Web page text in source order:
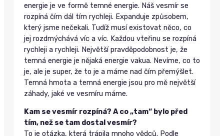
energie je ve formě temné energie. Náš vesmír se
rozpíná čím dál tím rychleji. Expanduje způsobem,
který jsme nečekali. Tudíž musí existovat něco, co
jej rozdmýchává víc a víc. Každou vteřinu se rozpíná
rychleji a rychleji. Největší pravděpodobnost je, že
temná energie je nějaká energie vakua. Nevíme, co to
je, ale je super, že to je a máme nad čím přemýšlet.
Temná hmota a temná energie jsou pro mě největší
záhady, jaké ve vesmíru máme.
Kam se vesmír rozpíná? A co „tam“ bylo před
tím, než se tam dostal vesmír?
To je otázka, která trápila mnoho vědců. Podle